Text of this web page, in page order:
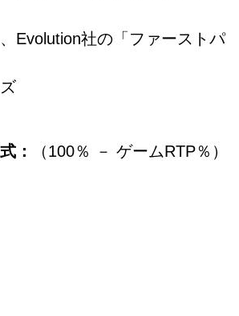
Evolution社の「ファーストパ
： （100％ － ゲームRTP％）